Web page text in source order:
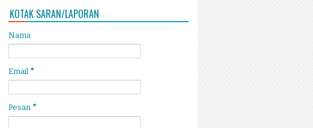
KOTAK SARAN/LAPORAN
Nama
Email *
Pesan *